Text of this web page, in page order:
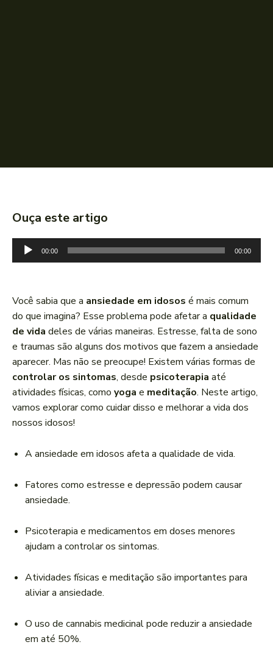
Ouça este artigo
o
d
o
r
d
e
á
u
d
i
00:00 00:00
Você sabia que a ansiedade em idosos é mais comum
do que imagina? Esse problema pode afetar a qualidade
de vida deles de várias maneiras. Estresse, falta de sono
e traumas são alguns dos motivos que fazem a ansiedade
aparecer. Mas não se preocupe! Existem várias formas de
controlar os sintomas, desde psicoterapia até
atividades físicas, como yoga e meditação. Neste artigo,
vamos explorar como cuidar disso e melhorar a vida dos
nossos idosos!
A ansiedade em idosos afeta a qualidade de vida.
Fatores como estresse e depressão podem causar
ansiedade.
Psicoterapia e medicamentos em doses menores
ajudam a controlar os sintomas.
Atividades físicas e meditação são importantes para
aliviar a ansiedade.
O uso de cannabis medicinal pode reduzir a ansiedade
em até 50%.